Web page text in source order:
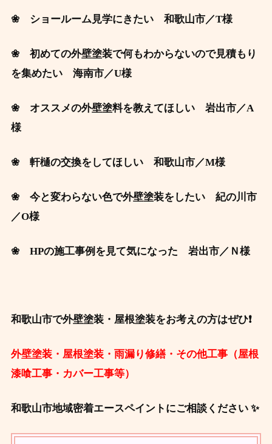
❀ ショールーム見学にきたい和歌山市／T様
❀ 初めての外壁塗装で何もわからないので見積もり
を集めたい 海南市／U様
❀ オススメの外壁塗料を教えてほしい 岩出市／A
様
❀ 軒樋の交換をしてほしい 和歌山市／M様
❀ 今と変わらない色で外壁塗装をしたい紀の川 市
／O様
❀ HPの施工事例を見て気になった 岩出市／Ｎ様
和歌山市で外壁塗装・屋根塗装をお考えの方はぜひ❗
外壁塗装・屋根塗装・雨漏り修繕・その他工事（屋根
漆喰工事・カバー工事等）
和歌山市地域密着エースペイントにご相談ください ✨